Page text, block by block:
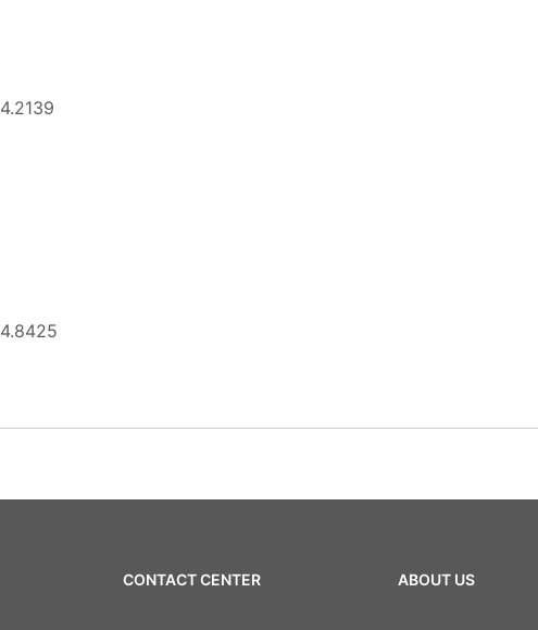
CONTACT CENTER ABOUT US